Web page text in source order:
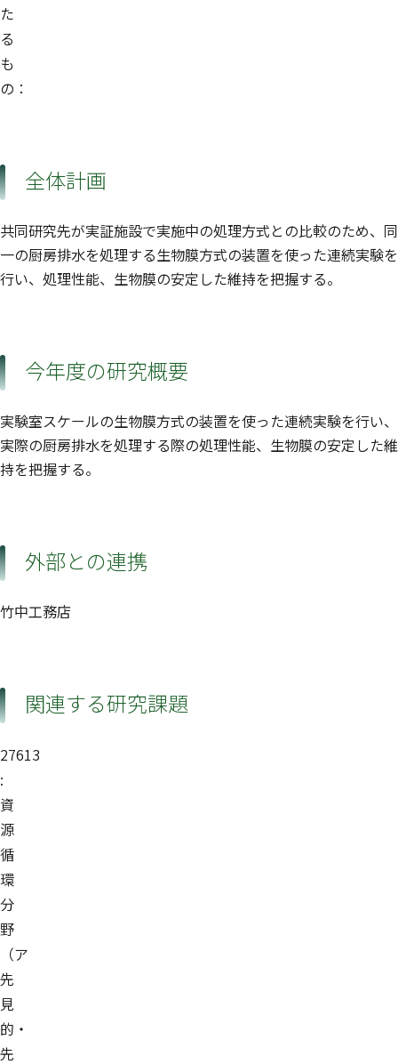
た
る
も
の：
全体計画
共同研究先が実証施設で実施中の処理方式との比較のため、同
一の厨房排水を処理する生物膜方式の装置を使った連続実験を
行い、処理性能、生物膜の安定した維持を把握する。
今年度の研究概要
実験室スケールの生物膜方式の装置を使った連続実験を行い、
実際の厨房排水を処理する際の処理性能、生物膜の安定した維
持を把握する。
外部との連携
竹中工務店
関連する研究課題
27613
:
資
源
循
環
分
野
（ア
先
見
的・
先